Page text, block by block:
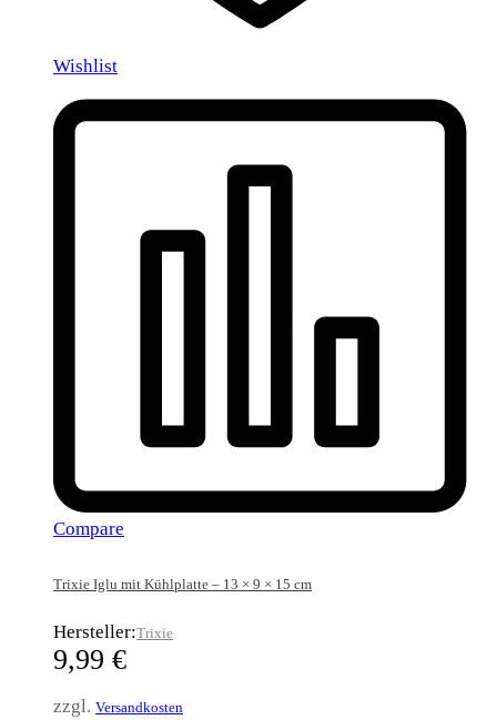
Wishlist
Compare
Trixie Iglu mit Kühlplatte – 13 × 9 × 15 cm
Hersteller:Trixie
9,99 €
zzgl. Versandkosten